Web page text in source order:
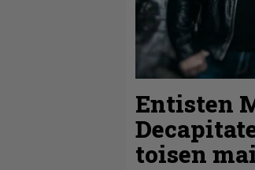
Entisten
toisen